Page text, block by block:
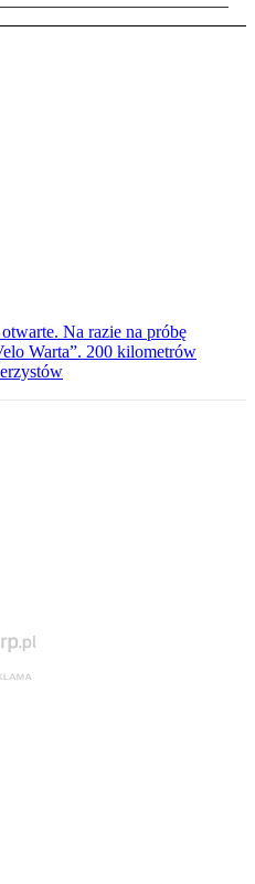
Na razie na próbę
Warta”. 200 kilometrów